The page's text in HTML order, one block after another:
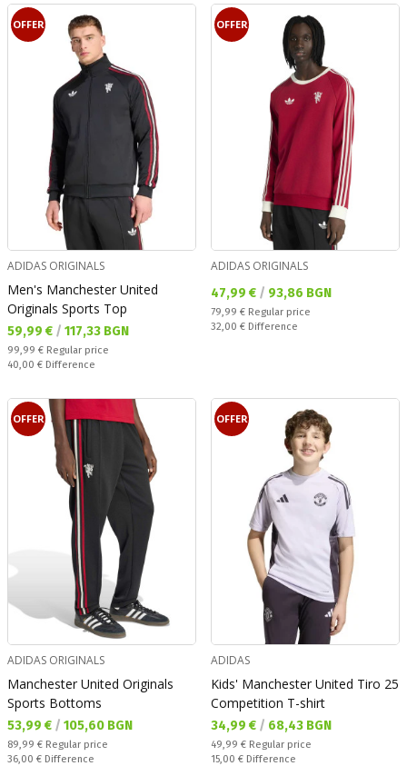
OFFER
ADIDAS ORIGINALS
Men's Manchester United
Originals Sports Top
Текуща цена:
59,99 € / 117,33 BGN
Regular price:
99,99 € Regular price
Спестявате:
40,00 € Difference
OFFER
ADIDAS ORIGINALS
Текуща цена:
47,99 € / 93,86 BGN
Regular price:
79,99 € Regular price
Спестявате:
32,00 € Difference
OFFER
ADIDAS ORIGINALS
Manchester United Originals
Sports Bottoms
Текуща цена:
53,99 € / 105,60 BGN
Regular price:
89,99 € Regular price
Спестявате:
36,00 € Difference
OFFER
ADIDAS
Kids' Manchester United Tiro 25
Competition T-shirt
Текуща цена:
34,99 € / 68,43 BGN
Regular price:
49,99 € Regular price
Спестявате:
15,00 € Difference